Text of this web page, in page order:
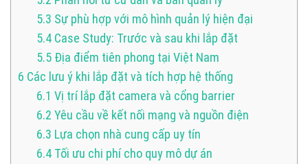
5.3 Sự phù hợp với mô hình quản lý hiện đại
5.4 Case Study: Trước và sau khi lắp đặt
5.5 Địa điểm tiên phong tại Việt Nam
6 Các lưu ý khi lắp đặt và tích hợp hệ thống
6.1 Vị trí lắp đặt camera và cổng barrier
6.2 Yêu cầu về kết nối mạng và nguồn điện
6.3 Lựa chọn nhà cung cấp uy tín
6.4 Tối ưu chi phí cho quy mô dự án